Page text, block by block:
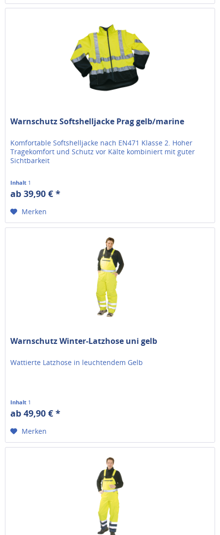
Warnschutz Softshelljacke Prag gelb/marine
Komfortable Softshelljacke nach EN471 Klasse 2. Hoher
Tragekomfort und Schutz vor Kälte kombiniert mit guter
Sichtbarkeit
Inhalt 1
ab 39,90 € *
Merken
Warnschutz Winter-Latzhose uni gelb
Wattierte Latzhose in leuchtendem Gelb
Inhalt 1
ab 49,90 € *
Merken